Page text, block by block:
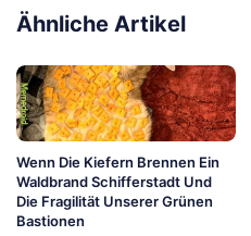
Ähnliche Artikel
Wenn Die Kiefern Brennen Ein
Waldbrand Schifferstadt Und
Die Fragilität Unserer Grünen
Bastionen